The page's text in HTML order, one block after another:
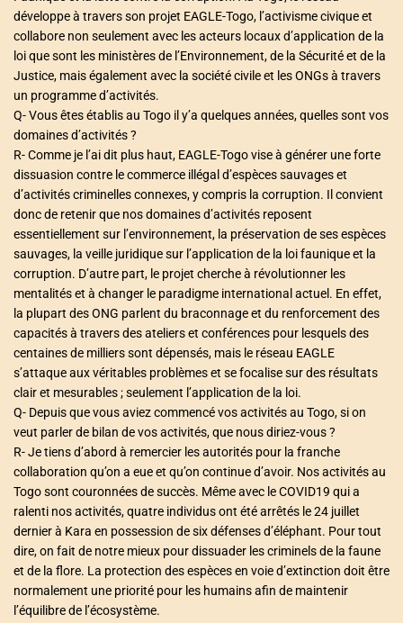
développe à travers son projet EAGLE-Togo, l’activisme civique et
collabore non seulement avec les acteurs locaux d’application de la
loi que sont les ministères de l’Environnement, de la Sécurité et de la
Justice, mais également avec la société civile et les ONGs à travers
un programme d’activités.
Q- Vous êtes établis au Togo il y’a quelques années, quelles sont vos
domaines d’activités ?
R- Comme je l’ai dit plus haut, EAGLE-Togo vise à générer une forte
dissuasion contre le commerce illégal d’espèces sauvages et
d’activités criminelles connexes, y compris la corruption. Il convient
donc de retenir que nos domaines d’activités reposent
essentiellement sur l’environnement, la préservation de ses espèces
sauvages, la veille juridique sur l’application de la loi faunique et la
corruption. D’autre part, le projet cherche à révolutionner les
mentalités et à changer le paradigme international actuel. En effet,
la plupart des ONG parlent du braconnage et du renforcement des
capacités à travers des ateliers et conférences pour lesquels des
centaines de milliers sont dépensés, mais le réseau EAGLE
s’attaque aux véritables problèmes et se focalise sur des résultats
clair et mesurables ; seulement l’application de la loi.
Q- Depuis que vous aviez commencé vos activités au Togo, si on
veut parler de bilan de vos activités, que nous diriez-vous ?
R- Je tiens d’abord à remercier les autorités pour la franche
collaboration qu’on a eue et qu’on continue d’avoir. Nos activités au
Togo sont couronnées de succès. Même avec le COVID19 qui a
ralenti nos activités, quatre individus ont été arrêtés le 24 juillet
dernier à Kara en possession de six défenses d’éléphant. Pour tout
dire, on fait de notre mieux pour dissuader les criminels de la faune
et de la flore. La protection des espèces en voie d’extinction doit être
normalement une priorité pour les humains afin de maintenir
l’équilibre de l’écosystème.